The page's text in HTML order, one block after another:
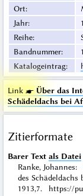
Ort:
Jahr:
Reihe:
Bandnummer:
Katalogeintrag:
Link ☛ Über das
Schädeldachs bei
Zitierformate
Barer Text als Datei
Ranke,
des
1913,7. https://